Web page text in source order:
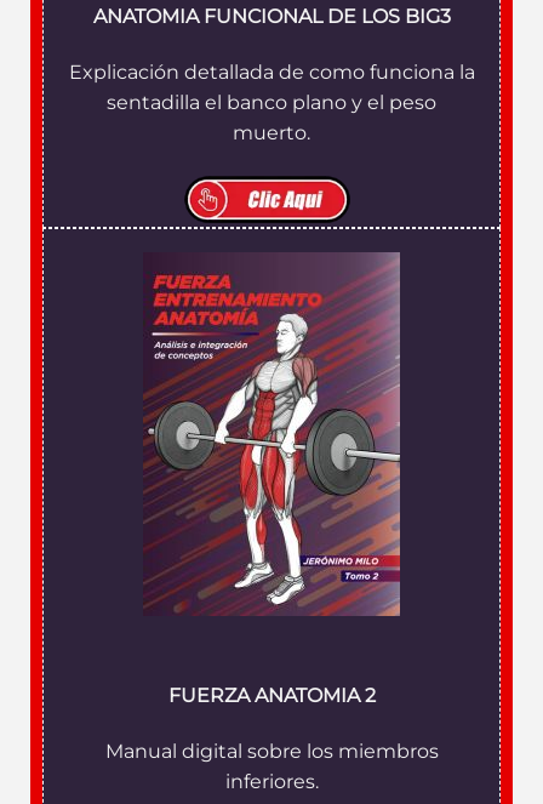
ANATOMIA FUNCIONAL DE LOS BIG3
Explicación detallada de como funciona la
sentadilla el banco plano y el peso
muerto.
FUERZA ANATOMIA 2
Manual digital sobre los miembros
inferiores.